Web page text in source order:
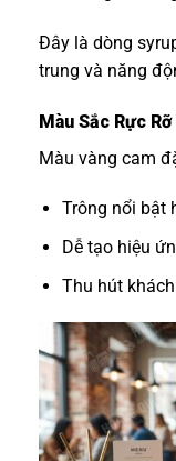
Đây là dòng
trung và năng
Màu Sắc Rực
Màu vàng cam
Trông nổi bật
Dễ tạo hiệu
Thu hút